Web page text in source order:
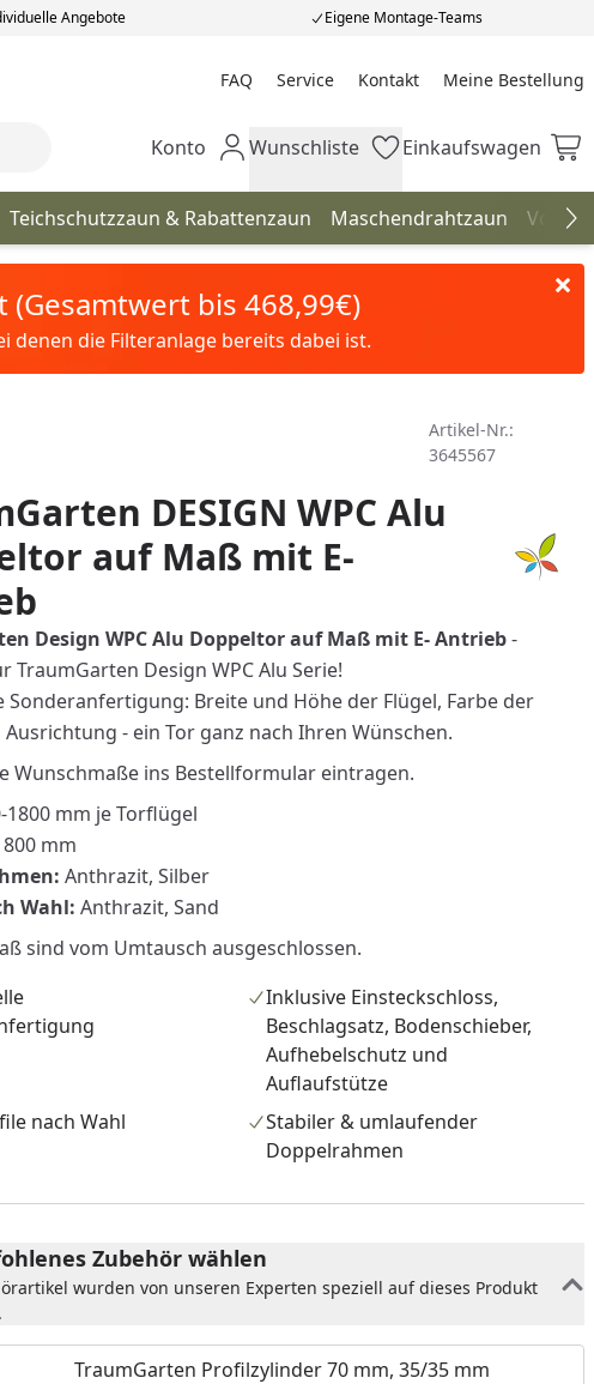
Angebote Eigene Montage-Teams
FAQ Service Kontakt Meine Bestellung
Meine Bestellung
Mein Konto
Konto Wunschliste
Wunschliste Einkaufswagen
Einkaufswagen
Teichschutzzaun & Rabattenzaun Maschendrahtzaun
bis 468,99€)
denen die Filteranlage bereits dabei ist.
Artikel-Nr.:
3645567
hinzufügen
DESIGN WPC Alu
auf Maß mit E-
Design WPC Alu Doppeltor auf Maß mit E- Antrieb-
TraumGarten Design WPC Alu Serie!
Sonderanfertigung: Breite und Höhe der Flügel, Farbe der
- ein Tor ganz nach Ihren Wünschen.
Wunschmaße ins Bestellformular eintragen.
1800 mm je Torflügel
mm
Anthrazit, Silber
Wahl: Anthrazit, Sand
sind vom Umtausch ausgeschlossen.
Inklusive Einsteckschloss,
Beschlagsatz, Bodenschieber,
Aufhebelschutz und
Auflaufstütze
nach Wahl
Stabiler & umlaufender
Doppelrahmen
Zubehör wählen
wurden von unseren Experten speziell auf dieses Produkt
TraumGarten Profilzylinder 70 mm, 35/35 mm